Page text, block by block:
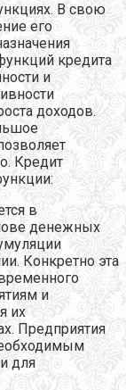
В свою
его
кредита
и
доходов.
Кредит
в
денежных
Конкретно эта
и
их
Предприятия
для